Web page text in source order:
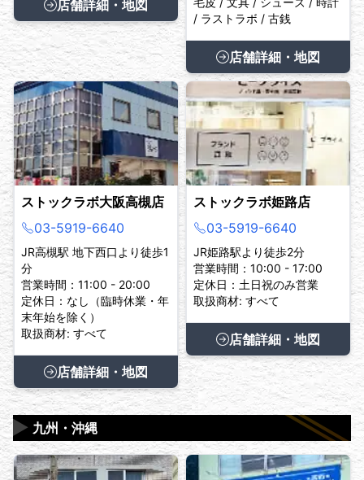
店舗詳細・地図
/ ラストラボ / 古銭
店舗詳細・地図
ストックラボ大阪高槻店
03-5919-6640
JR高槻駅 地下西口より徒歩1
分
営業時間：11:00 - 20:00
定休日：なし（臨時休業・年
末年始を除く）
取扱商材: すべて
店舗詳細・地図
ストックラボ姫路店
03-5919-6640
JR姫路駅より徒歩2分
営業時間：10:00 - 17:00
定休日：土日祝のみ営業
取扱商材: すべて
店舗詳細・地図
九州・沖縄
▶